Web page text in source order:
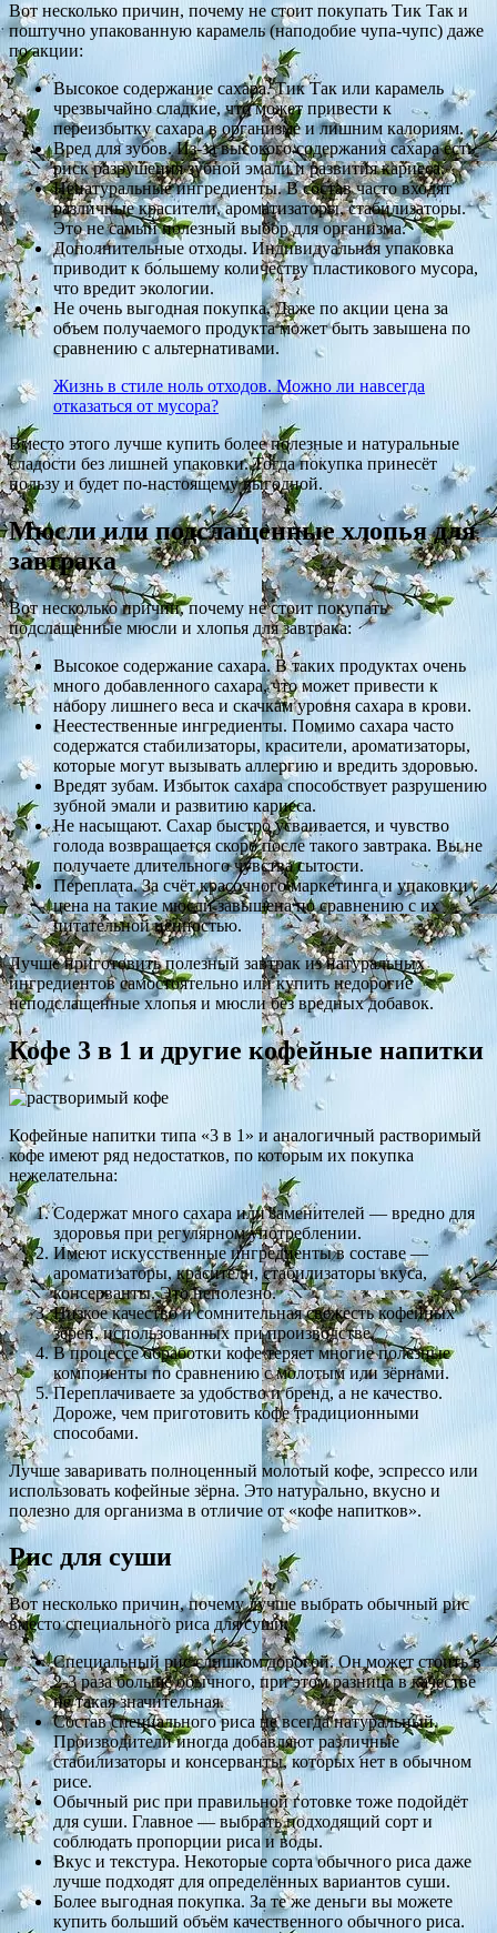
Вот несколько причин, почему не стоит покупать Тик Так и
поштучно упакованную карамель (наподобие чупа-чупс) даже
по акции:
Высокое содержание сахара. Тик Так или карамель
чрезвычайно сладкие, что может привести к
переизбытку сахара в организме и лишним калориям.
Вред для зубов. Из-за высокого содержания сахара есть
риск разрушения зубной эмали и развития кариеса.
Ненатуральные ингредиенты. В состав часто входят
различные красители, ароматизаторы, стабилизаторы.
Это не самый полезный выбор для организма.
Дополнительные отходы. Индивидуальная упаковка
приводит к бо́льшему количеству пластикового мусора,
что вредит экологии.
Не очень выгодная покупка. Даже по акции цена за
объем получаемого продукта может быть завышена по
сравнению с альтернативами.
Жизнь в стиле ноль отходов. Можно ли навсегда
отказаться от мусора?
Вместо этого лучше купить более полезные и натуральные
сладости без лишней упаковки. Тогда покупка принесёт
пользу и будет по-настоящему выгодной.
Мюсли или подслащенные хлопья для
завтрака
Вот несколько причин, почему не стоит покупать
подслащенные мюсли и хлопья для завтрака:
Высокое содержание сахара. В таких продуктах очень
много добавленного сахара, что может привести к
набору лишнего веса и скачкам уровня сахара в крови.
Неестественные ингредиенты. Помимо сахара часто
содержатся стабилизаторы, красители, ароматизаторы,
которые могут вызывать аллергию и вредить здоровью.
Вредят зубам. Избыток сахара способствует разрушению
зубной эмали и развитию кариеса.
Не насыщают. Сахар быстро усваивается, и чувство
голода возвращается скоро после такого завтрака. Вы не
получаете длительного чувства сытости.
Переплата. За счёт красочного маркетинга и упаковки
цена на такие мюсли завышена по сравнению с их
питательной ценностью.
Лучше приготовить полезный завтрак из натуральных
ингредиентов самостоятельно или купить недорогие
неподслащенные хлопья и мюсли без вредных добавок.
Кофе 3 в 1 и другие кофейные напитки
Кофейные напитки типа «3 в 1» и аналогичный растворимый
кофе имеют ряд недостатков, по которым их покупка
нежелательна:
Содержат много сахара или заменителей — вредно для
здоровья при регулярном употреблении.
Имеют искусственные ингредиенты в составе —
ароматизаторы, красители, стабилизаторы вкуса,
консерванты. Это неполезно.
Низкое качество и сомнительная свежесть кофейных
зёрен, использованных при производстве.
В процессе обработки кофе теряет многие полезные
компоненты по сравнению с молотым или зёрнами.
Переплачиваете за удобство и бренд, а не качество.
Дороже, чем приготовить кофе традиционными
способами.
Лучше заваривать полноценный молотый кофе, эспрессо или
использовать кофейные зёрна. Это натурально, вкусно и
полезно для организма в отличие от «кофе напитков».
Рис для суши
Вот несколько причин, почему лучше выбрать обычный рис
вместо специального риса для суши:
Специальный рис слишком дорогой. Он может стоить в
2-3 раза больше обычного, при этом разница в качестве
не такая значительная.
Состав специального риса не всегда натуральный.
Производители иногда добавляют различные
стабилизаторы и консерванты, которых нет в обычном
рисе.
Обычный рис при правильной готовке тоже подойдёт
для суши. Главное — выбрать подходящий сорт и
соблюдать пропорции риса и воды.
Вкус и текстура. Некоторые сорта обычного риса даже
лучше подходят для определённых вариантов суши.
Более выгодная покупка. За те же деньги вы можете
купить больший объём качественного обычного риса.